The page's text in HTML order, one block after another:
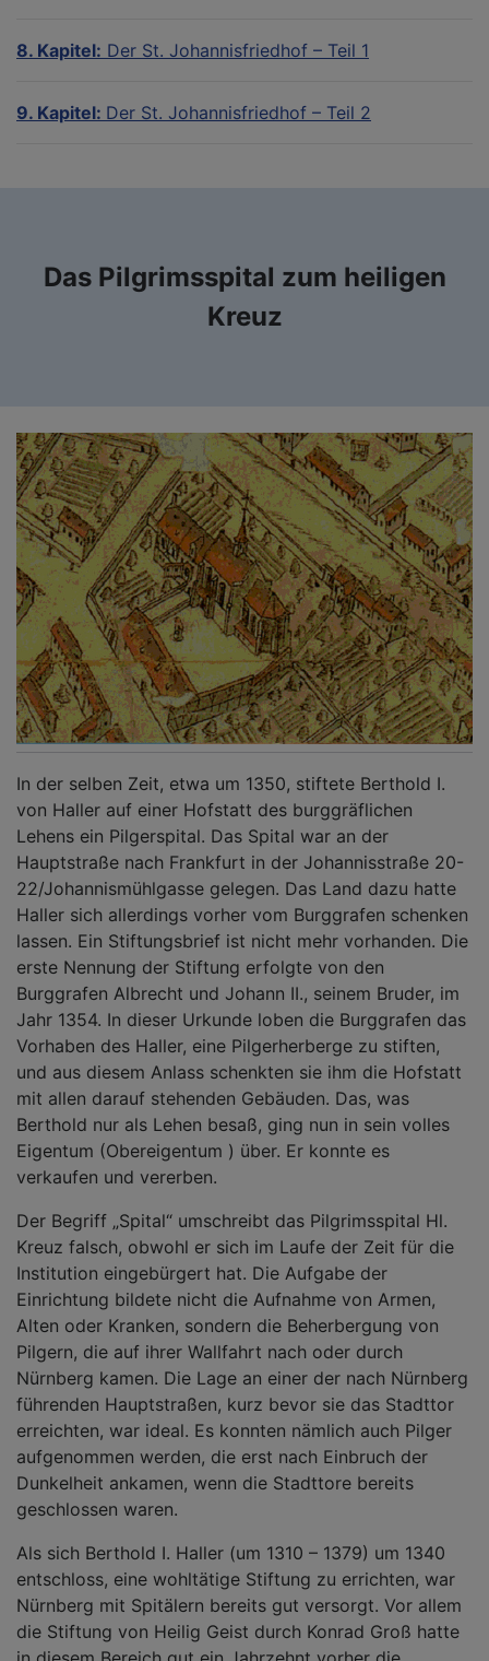
8. Kapitel: Der St. Johannisfriedhof – Teil 1
9. Kapitel: Der St. Johannisfriedhof – Teil 2
Das Pilgrimsspital zum heiligen
Kreuz
In der selben Zeit, etwa um 1350, stiftete Berthold I.
von Haller auf einer Hofstatt des burggräflichen
Lehens ein Pilgerspital. Das Spital war an der
Hauptstraße nach Frankfurt in der Johannisstraße 20-
22/Johannismühlgasse gelegen. Das Land dazu hatte
Haller sich allerdings vorher vom Burggrafen schenken
lassen. Ein Stiftungsbrief ist nicht mehr vorhanden. Die
erste Nennung der Stiftung erfolgte von den
Burggrafen Albrecht und Johann II., seinem Bruder, im
Jahr 1354. In dieser Urkunde loben die Burggrafen das
Vorhaben des Haller, eine Pilgerherberge zu stiften,
und aus diesem Anlass schenkten sie ihm die Hofstatt
mit allen darauf stehenden Gebäuden. Das, was
Berthold nur als Lehen besaß, ging nun in sein volles
Eigentum (Obereigentum ) über. Er konnte es
verkaufen und vererben.
Der Begriff „Spital“ umschreibt das Pilgrimsspital Hl.
Kreuz falsch, obwohl er sich im Laufe der Zeit für die
Institution eingebürgert hat. Die Aufgabe der
Einrichtung bildete nicht die Aufnahme von Armen,
Alten oder Kranken, sondern die Beherbergung von
Pilgern, die auf ihrer Wallfahrt nach oder durch
Nürnberg kamen. Die Lage an einer der nach Nürnberg
führenden Hauptstraßen, kurz bevor sie das Stadttor
erreichten, war ideal. Es konnten nämlich auch Pilger
aufgenommen werden, die erst nach Einbruch der
Dunkelheit ankamen, wenn die Stadttore bereits
geschlossen waren.
Als sich Berthold I. Haller (um 1310 – 1379) um 1340
entschloss, eine wohltätige Stiftung zu errichten, war
Nürnberg mit Spitälern bereits gut versorgt. Vor allem
die Stiftung von Heilig Geist durch Konrad Groß hatte